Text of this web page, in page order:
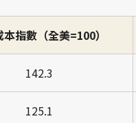
指數（全美=100）
142.3
125.1